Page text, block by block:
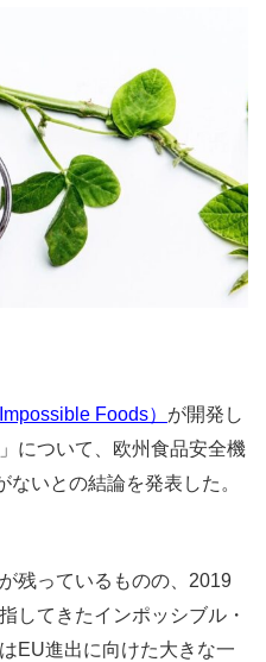
Foods） が開発し
について、欧州食品安全機
いとの結論を発表した。
残っているものの、2019
してきたインポッシブル・
EU進出に向けた大きな一